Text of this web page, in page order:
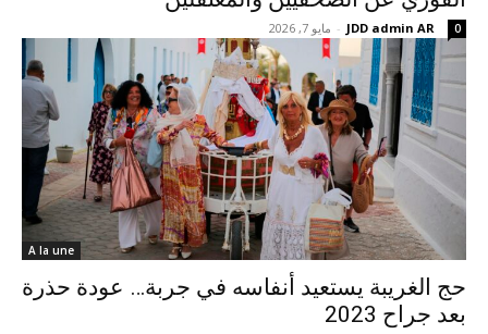
JDD admin AR
- مايو 7, 2026 0
A la une
حج الغريبة يستعيد أنفاسه في جربة… عودة حذرة
بعد جراح 2023